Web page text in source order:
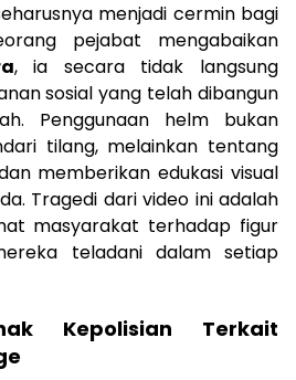
menjadi cermin bagi
pejabat mengabaikan
, ia secara tidak langsung
sosial yang telah dibangun
Penggunaan helm bukan
tilang, melainkan tentang
memberikan edukasi visual
Tragedi dari video ini adalah
masyarakat terhadap figur
teladani dalam setiap
Kepolisian Terkait